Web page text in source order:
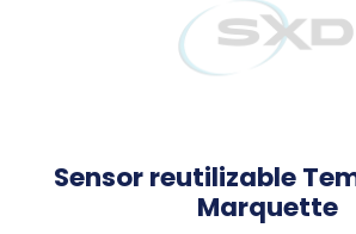
Sensor reutilizable
Marquette